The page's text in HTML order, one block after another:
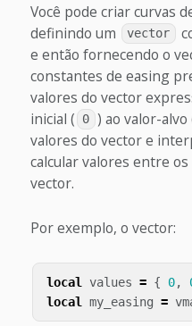
Você pode criar curvas
definindo um
vector
e então fornecendo o
constantes de easing
valores do vector
inicial (
0 ) ao valor-alvo
valores do vector e
calcular valores entre
vector.
Por exemplo, o vector:
local values = { 0,
local
my_easing =